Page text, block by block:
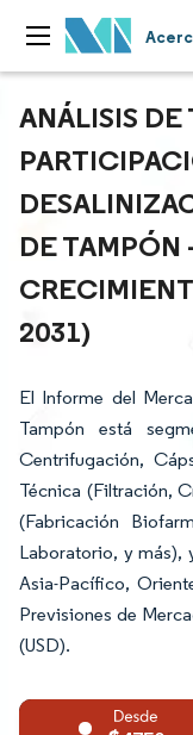
ANÁLISIS DE
DE TAMPÓN
2031)
El Informe del
Tampón está
Centrifugación,
Técnica (Filtración,
(Fabricación
Laboratorio, y más),
Asia-Pacífico,
Previsiones de
(USD).